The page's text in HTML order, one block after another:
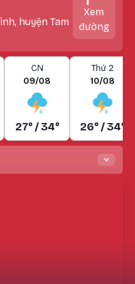
huyện Tam
Xem
đường
CN
09/08
27° / 34°
Thứ 2
10/08
26° / 34°